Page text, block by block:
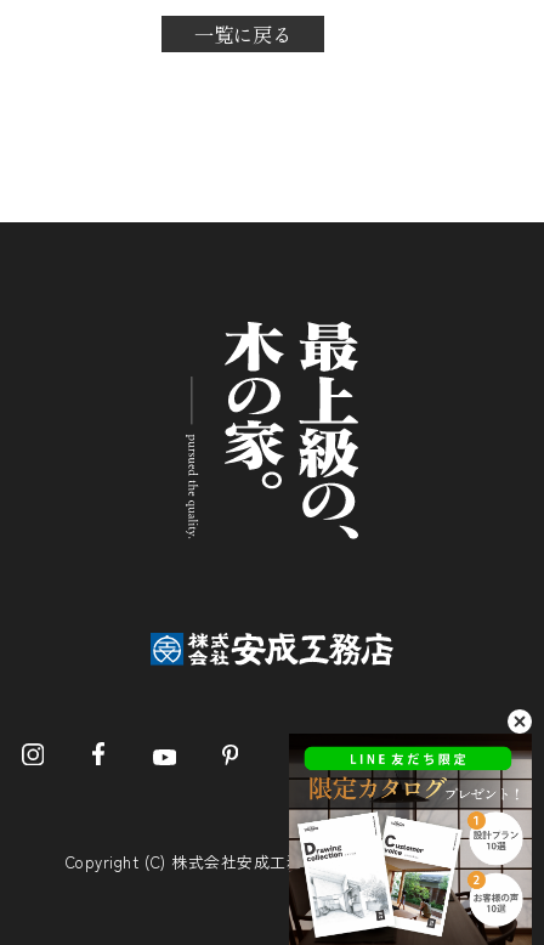
一覧に戻る
Copyright (C) 株式会社安成工務店. All Rights Reserved.